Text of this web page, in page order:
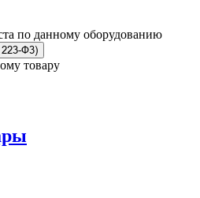
по данному оборудованию
223-Ф3)
товару